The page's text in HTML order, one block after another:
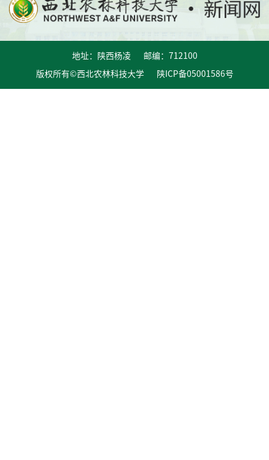
地址：陕西杨凌 邮编：712100
版权所有©西北农林科技大学 陕ICP备05001586号